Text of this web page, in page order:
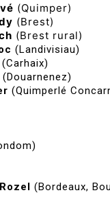
(Quimper)
(Brest)
(Brest rural)
(Landivisiau)
(Carhaix)
(Douarnenez)
(Quimperlé
(Bordeaux,